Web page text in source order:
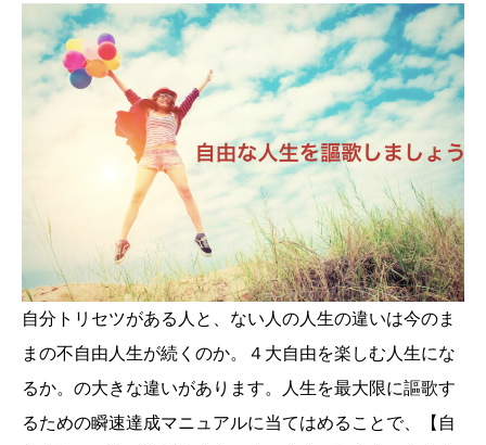
自分トリセツがある人と、ない人の人生の違いは今のま
まの不自由人生が続くのか。４大自由を楽しむ人生にな
るか。の大きな違いがあります。人生を最大限に謳歌す
るための瞬速達成マニュアルに当てはめることで、【自